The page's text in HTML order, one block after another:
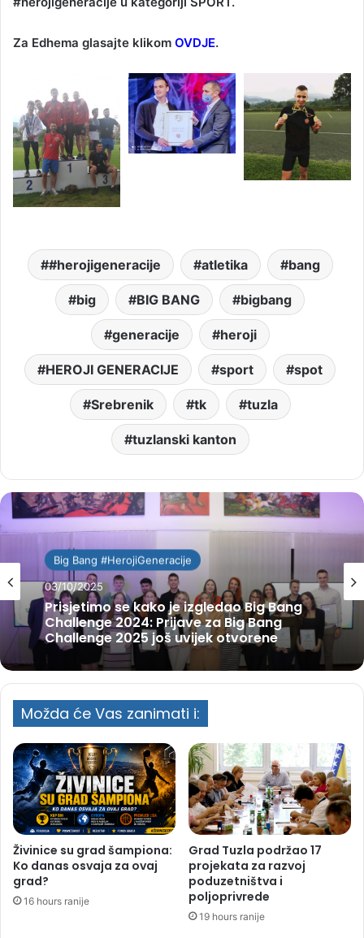
Za Edhema glasajte klikom OVDJE.
#herojigeneracije atletika bang
big BIG BANG bigbang
generacije heroji
HEROJI GENERACIJE sport spot
Srebrenik tk tuzla
tuzlanski kanton
Big Bang #HerojiGeneracije
03/10/2025
Prisjetimo se kako je izgledao Big Bang
Challenge 2024: Prijave za Big Bang
Challenge 2025 još uvijek otvorene
Možda će Vas zanimati i:
Živinice su grad šampiona:
Ko danas osvaja za ovaj
grad?
16 hours ranije
Grad Tuzla podržao 17
projekata za razvoj
poduzetništva i
poljoprivrede
19 hours ranije